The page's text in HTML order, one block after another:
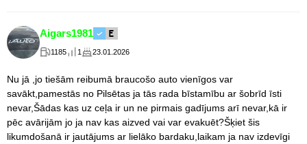
Aigars1981
1185 1 23.01.2026
Nu jā ,jo tiešām reibumā braucošo auto vienīgos var
savākt,pamestās no Pilsētas ja tās rada bīstamību ar šobrīd īsti
nevar,Šādas kas uz ceļa ir un ne pirmais gadījums arī nevar,kā ir
pēc avārijām jo ja nav kas aizved vai var evakuēt?Šķiet šis
likumdošanā ir jautājums ar lielāko bardaku,laikam ja nav izdevīgi